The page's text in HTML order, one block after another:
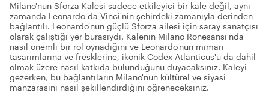
Milano'nun Sforza Kalesi sadece etkileyici bir kale değil, aynı
zamanda Leonardo da Vinci'nin şehirdeki zamanıyla derinden
bağlantılı. Leonardo'nun güçlü Sforza ailesi için saray sanatçısı
olarak çalıştığı yer burasıydı. Kalenin Milano Rönesansı'nda
nasıl önemli bir rol oynadığını ve Leonardo'nun mimari
tasarımlarına ve fresklerine, ikonik Codex Atlanticus'u da dahil
olmak üzere nasıl katkıda bulunduğunu duyacaksınız. Kaleyi
gezerken, bu bağlantıların Milano'nun kültürel ve siyasi
manzarasını nasıl şekillendirdiğini öğreneceksiniz.